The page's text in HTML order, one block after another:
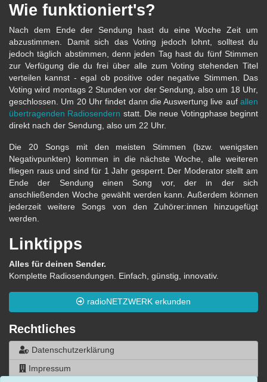
Wie funktioniert's?
Nach dem Ende der Sendung hast du eine Woche Zeit um
abzustimmen. Damit sich das Voting jedoch lohnt, solltest du
jedoch täglich abstimmen, denn jeden Tag hast du fünf Stimmen
zur Verfügung die du frei über alle zum Voting stehenden Titel
verteilen kannst - egal ob positive oder negative Stimmen. Das
Voting wird montags 2 Stunden vor der Sendung, also um 18 Uhr,
geschlossen. Um 20 Uhr findet dann die Auswertung live auf allen
übertragenden Radiosendern statt. Die neue Votingphase beginnt
direkt nach der Sendung, also um 22 Uhr.
Die 20 Songs mit den meisten Stimmen (bzw. wenigsten
Negativpunkten) kommen in die nächste Woche, alle weiteren
fliegen raus und sind für 1 Jahr gesperrt. Der Moderator stellt am
Ende der Sendung einen Song vor, der in der sich
anschließenden Woche gewählt werden kann. Außerdem können
jederzeit weitere Songs von den Zuhörer:innen hinzugefügt
werden.
Linktipps
Alles für deinen Sender.
Komplette Radiosendungen. Einfach, günstig, innovativ.
radioNETZWERK erkunden
Rechtliches
Datenschutzerklärung
Impressum